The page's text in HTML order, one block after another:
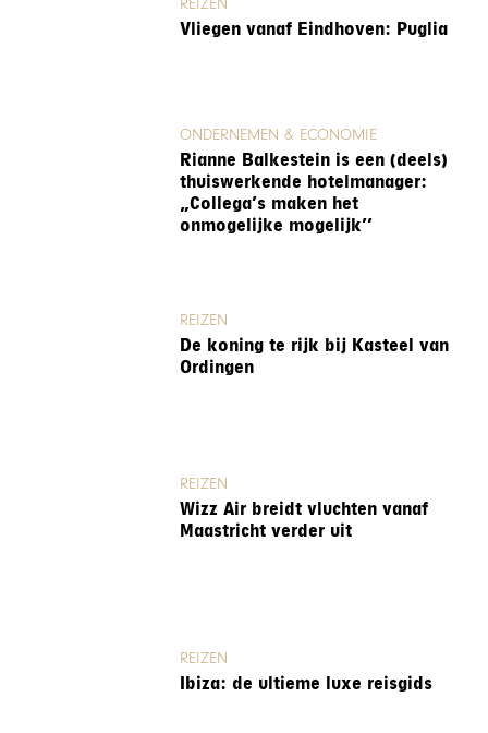
REIZEN
Vliegen vanaf Eindhoven: Puglia
ONDERNEMEN & ECONOMIE
Rianne Balkestein is een (deels)
thuiswerkende hotelmanager:
„Collega’s maken het
onmogelijke mogelijk’’
REIZEN
De koning te rijk bij Kasteel van
Ordingen
REIZEN
Wizz Air breidt vluchten vanaf
Maastricht verder uit
REIZEN
Ibiza: de ultieme luxe reisgids